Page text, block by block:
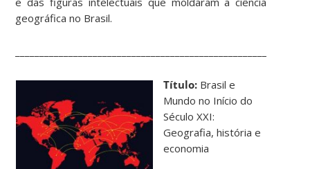
geográfica no Brasil.
Título: Brasil e
Mundo no Início do
Século XXI:
Geografia, história e
economia